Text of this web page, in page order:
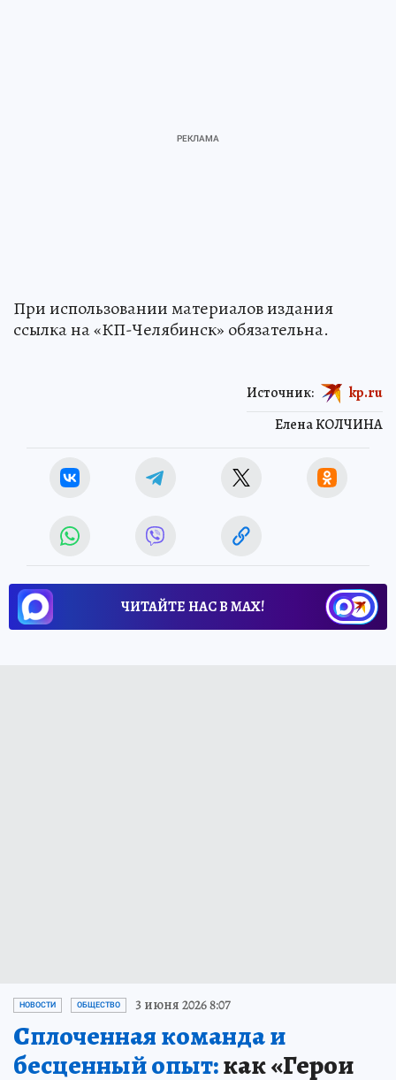
При использовании материалов издания
ссылка на «КП-Челябинск» обязательна.
Елена КОЛЧИНА
Источник: kp.ru
ЧИТАЙТЕ НАС В МАХ!
НОВОСТИ ОБЩЕСТВО 3 июня 2026 8:07
Сплоченная команда и
бесценный опыт:как «Герои